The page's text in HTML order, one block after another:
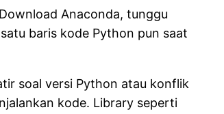
Anaconda, tunggu
baris kode Python pun saat
soal versi Python atau konflik
kode. Library seperti